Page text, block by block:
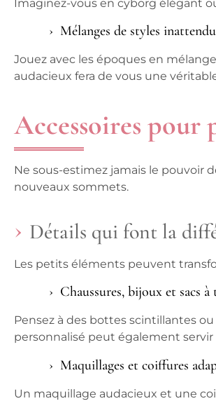
Imaginez-vous en cyborg élégant
Mélanges de styles
Jouez avec les époques en
audacieux fera de vous une
Accessoires pour
Ne sous-estimez jamais le pouvoir
nouveaux sommets.
Détails qui font la
Les petits éléments peuvent
Chaussures, bijoux et sacs à
Pensez à des bottes scintillantes
personnalisé peut également
Maquillages et coiffures
Un maquillage audacieux et une